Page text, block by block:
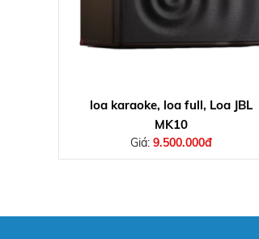
loa karaoke, loa full, Loa JBL
MK10
Giá: 9.500.000đ